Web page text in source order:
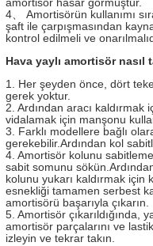
4、 Amortisörün kullanımı
şaft ile çarpışmasından
kontrol edilmeli ve
Hava yaylı amortisör nasıl
1. Her şeyden önce, dört
gerek yoktur.
2. Ardından aracı kaldırmak
vidalamak için manşonu
3. Farklı modellere bağlı
gerekebilir.Ardından kol
4. Amortisör kolunu
sabit somunu
kolunu yukarı kaldırmak
esnekliği tamamen serbest
amortisörü başarıyla çıkarın.
5. Amortisör çıkarıldığında,
amortisör parçalarını ve
izleyin ve tekrar takın.